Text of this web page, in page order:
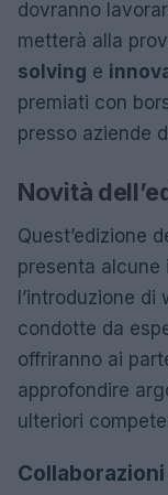
dovranno
metterà alla
solving e
premiati con
presso aziende
Novità
Quest’edizione
presenta alcune
l’introduzione di
condotte da
offriranno ai
approfondire
ulteriori